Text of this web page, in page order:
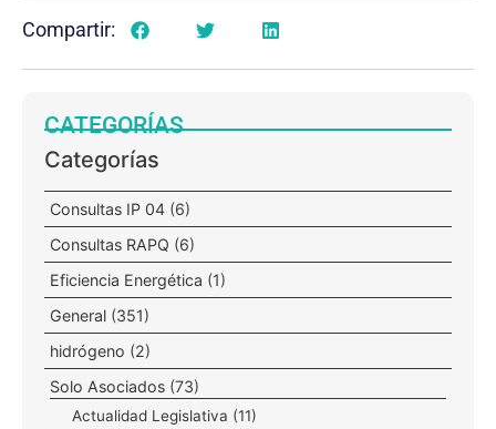
Compartir:
CATEGORÍAS
Categorías
Consultas IP 04 (6)
Consultas RAPQ (6)
Eficiencia Energética (1)
General (351)
hidrógeno (2)
Solo Asociados (73)
Actualidad Legislativa (11)